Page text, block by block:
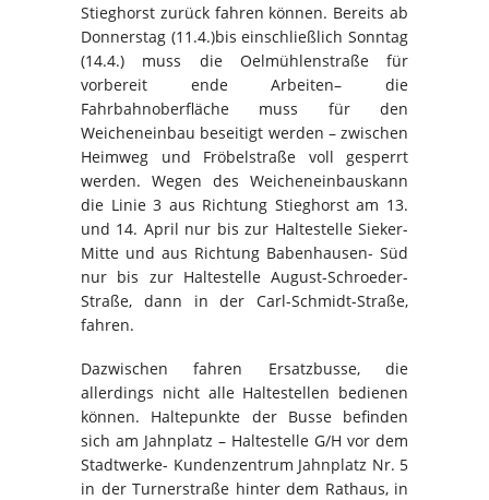
Stieghorst zurück fahren können. Bereits ab
Donnerstag (11.4.)bis einschließlich Sonntag
(14.4.) muss die Oelmühlenstraße für
vorbereit ende Arbeiten– die
Fahrbahnoberfläche muss für den
Weicheneinbau beseitigt werden – zwischen
Heimweg und Fröbelstraße voll gesperrt
werden. Wegen des Weicheneinbauskann
die Linie 3 aus Richtung Stieghorst am 13.
und 14. April nur bis zur Haltestelle Sieker-
Mitte und aus Richtung Babenhausen- Süd
nur bis zur Haltestelle August-Schroeder-
Straße, dann in der Carl-Schmidt-Straße,
fahren.
Dazwischen fahren Ersatzbusse, die
allerdings nicht alle Haltestellen bedienen
können. Haltepunkte der Busse befinden
sich am Jahnplatz – Haltestelle G/H vor dem
Stadtwerke- Kundenzentrum Jahnplatz Nr. 5
in der Turnerstraße hinter dem Rathaus, in